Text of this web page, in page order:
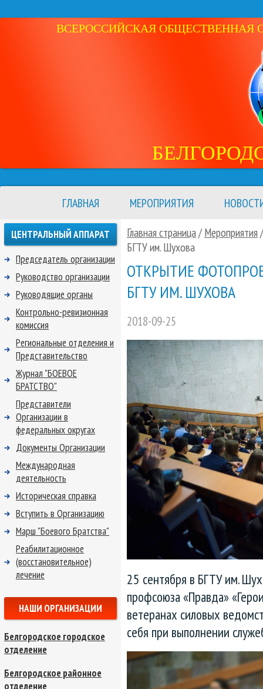
ВСЕРОССИЙСКАЯ ОБЩЕСТВЕННАЯ
ГЛАВНАЯ МЕРОПРИЯТИЯ
Главная страница/ Мероприятия
БГТУ им. Шухова
ОТКРЫТИЕ
БГТУ ИМ. ШУХОВА
2018-09-25
25 сентября в БГТУ им.
профсоюза «Правда»
ветеранах силовых
себя при выполнении
ЦЕНТРАЛЬНЫЙ АППАРАТ
Председатель организации
Руководство организации
Руководящие органы
Контрольно-ревизионная
комиссия
Региональные отделения и
Представительство
Журнал "БОЕВОЕ
БРАТСТВО"
Представители
Организации в
федеральных округах
Документы Организации
Международная
деятельность
Историческая справка
Вступить в Организацию
Марш "Боевого Братства"
Реабилитационное
(восстановительное)
лечение
НАШИ ОРГАНИЗАЦИИ
Белгородское городское
отделение
Белгородское районное
отделение